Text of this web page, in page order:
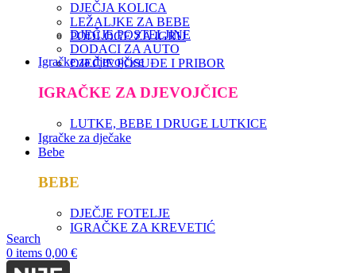
DJEČJA KOLICA
LEŽALJKE ZA BEBE
PODLOGE ZA IGRU
DJEČJE POSTELJINE
DODACI ZA AUTO
DJEČJE POSUĐE I PRIBOR
Igračke za djevojčice
IGRAČKE ZA DJEVOJČICE
LUTKE, BEBE I DRUGE LUTKICE
Igračke za dječake
Bebe
BEBE
DJEČJE FOTELJE
IGRAČKE ZA KREVETIĆ
Search
0 items 0,00 €